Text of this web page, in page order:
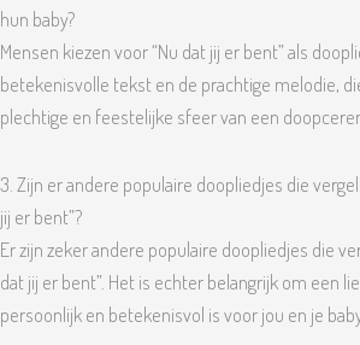
hun baby?
Mensen kiezen voor “Nu dat jij er bent” als
betekenisvolle tekst en de prachtige melodie,
plechtige en feestelijke sfeer van een
3. Zijn er andere populaire doopliedjes die
jij er bent”?
Er zijn zeker andere populaire doopliedjes die
dat jij er bent”. Het is echter belangrijk om een
persoonlijk en betekenisvol is voor jou en je